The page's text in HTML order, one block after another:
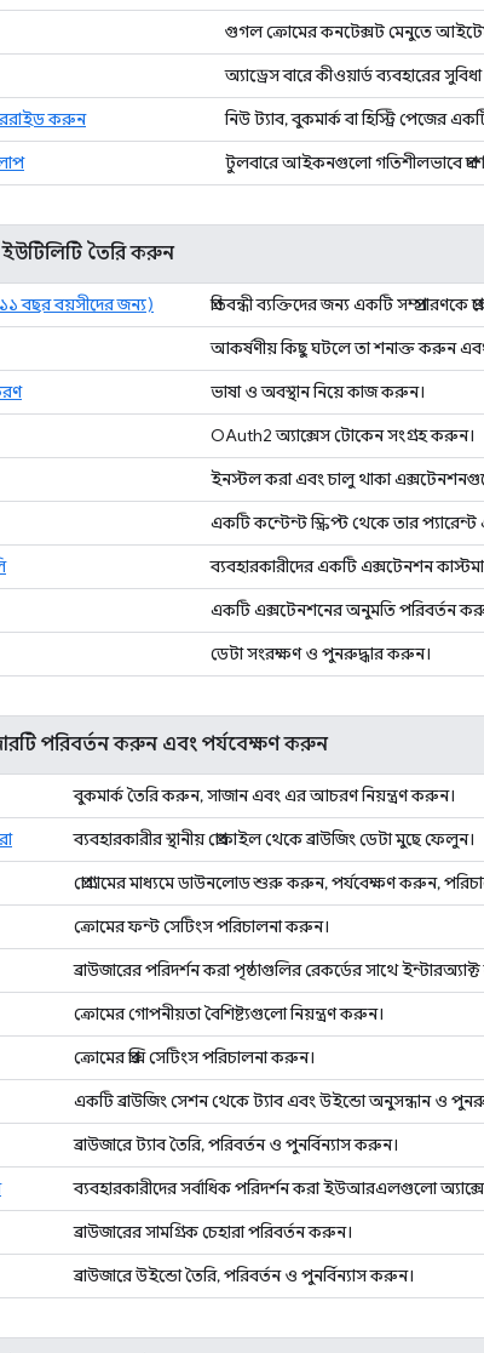
গুগল ক্রোমের কনটেক্সট মেনুতে
অ্যাড্রেস বারে কীওয়ার্ড ব্যবহারের
করুন
নিউ ট্যাব, বুকমার্ক বা হিস্ট্রি পেজের
টুলবারে আইকনগুলো গতিশীলভাবে
তৈরি করুন
বছর বয়সীদের জন্য)
প্রতিবন্ধী ব্যক্তিদের জন্য একটি সম্প্রসারণকে
আকর্ষণীয় কিছু ঘটলে তা শনাক্ত করুন এবং
ভাষা ও অবস্থান নিয়ে কাজ করুন।
OAuth2 অ্যাক্সেস টোকেন সংগ্রহ করুন।
ইনস্টল করা এবং চালু থাকা
একটি কন্টেন্ট স্ক্রিপ্ট থেকে তার
ব্যবহারকারীদের একটি এক্সটেনশন
একটি এক্সটেনশনের অনুমতি পরিবর্তন
ডেটা সংরক্ষণ ও পুনরুদ্ধার করুন।
পরিবর্তন করুন এবং পর্যবেক্ষণ করুন
বুকমার্ক তৈরি করুন, সাজান এবং এর আচরণ নিয়ন্ত্রণ করুন।
ব্যবহারকারীর স্থানীয় প্রোফাইল থেকে ব্রাউজিং ডেটা মুছে ফেলুন।
প্রোগ্রামের মাধ্যমে ডাউনলোড শুরু করুন, পর্যবেক্ষণ করুন,
ক্রোমের ফন্ট সেটিংস পরিচালনা করুন।
ব্রাউজারের পরিদর্শন করা পৃষ্ঠাগুলির রেকর্ডের সাথে
ক্রোমের গোপনীয়তা বৈশিষ্ট্যগুলো নিয়ন্ত্রণ করুন।
ক্রোমের প্রক্সি সেটিংস পরিচালনা করুন।
একটি ব্রাউজিং সেশন থেকে ট্যাব এবং উইন্ডো অনুসন্ধান ও
ব্রাউজারে ট্যাব তৈরি, পরিবর্তন ও পুনর্বিন্যাস করুন।
ব্যবহারকারীদের সর্বাধিক পরিদর্শন করা ইউআরএলগুলো
ব্রাউজারের সামগ্রিক চেহারা পরিবর্তন করুন।
ব্রাউজারে উইন্ডো তৈরি, পরিবর্তন ও পুনর্বিন্যাস করুন।